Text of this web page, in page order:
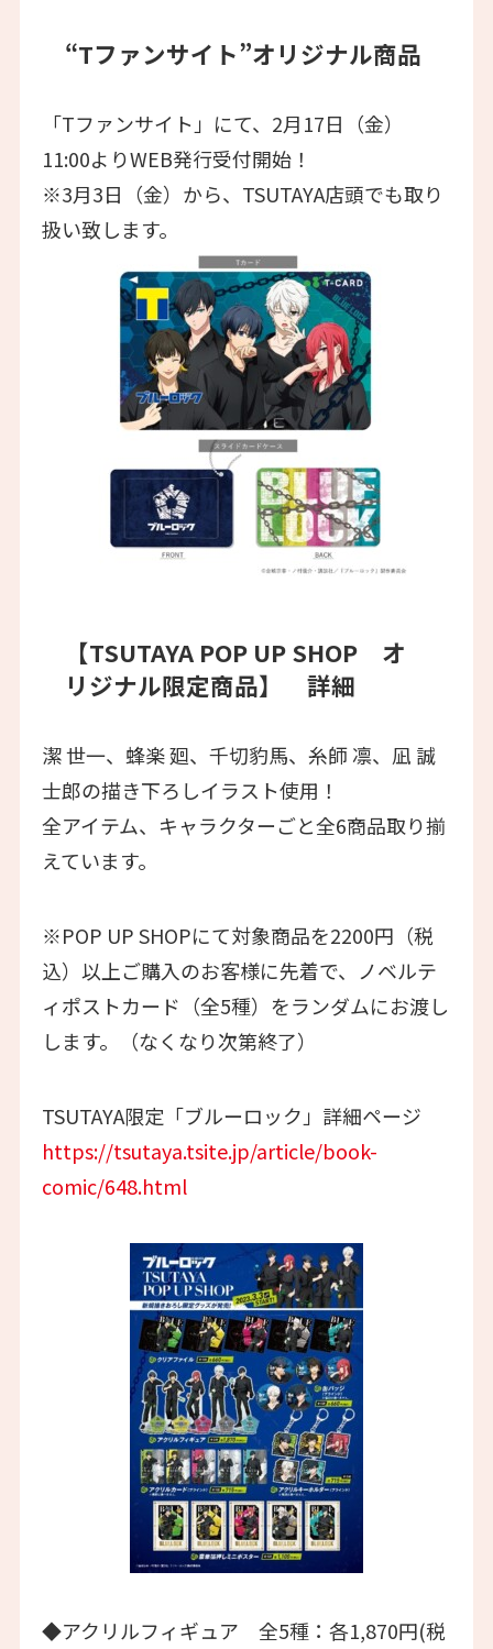
“Tファンサイト”オリジナル商品
「Tファンサイト」にて、2月17日（金）
11:00よりWEB発行受付開始！
※3月3日（金）から、TSUTAYA店頭でも取り
扱い致します。
【TSUTAYA POP UP SHOP オ
リジナル限定商品】 詳細
潔 世一、蜂楽 廻、千切豹馬、糸師 凛、凪 誠
士郎の描き下ろしイラスト使用！
全アイテム、キャラクターごと全6商品取り揃
えています。
※POP UP SHOPにて対象商品を2200円（税
込）以上ご購入のお客様に先着で、ノベルテ
ィポストカード（全5種）をランダムにお渡し
します。（なくなり次第終了）
TSUTAYA限定「ブルーロック」詳細ページ
https://tsutaya.tsite.jp/article/book-
comic/648.html
◆アクリルフィギュア 全5種：各1,870円(税